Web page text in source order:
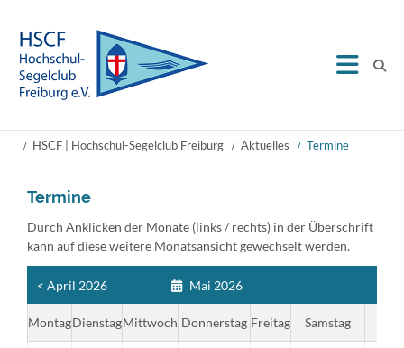
HSCF | Hochschul-Segelclub Freiburg Aktuelles Termine
Termine
Durch Anklicken der Monate (links / rechts) in der Überschrift
kann auf diese weitere Monatsansicht gewechselt werden.
< April 2026 Mai 2026
MontagDienstagMittwoch Donnerstag Freitag Samstag